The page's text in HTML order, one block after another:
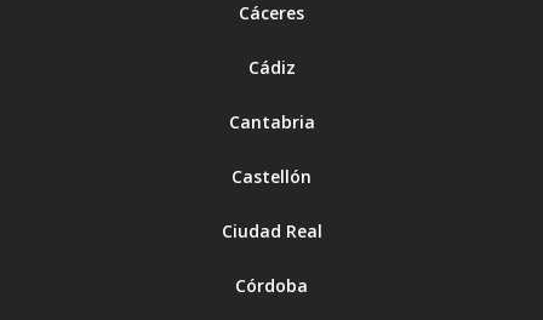
Cáceres
Cádiz
Cantabria
Castellón
Ciudad Real
Córdoba